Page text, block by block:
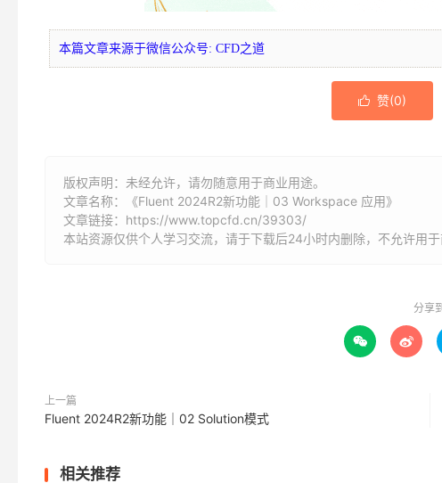
本篇文章来源于微信公众号: CFD之道
 赞(0)
版权声明：未经允许，请勿随意用于商业用途。
文章名称：《Fluent 2024R2新功能｜03 Workspace 应用》
文章链接： https://www.topcfd.cn/39303/
本站资源仅供个人学习交流，请于下载后24小时内删除，不允许用
分享到
 
上一篇
Fluent 2024R2新功能｜02 Solution模式
相关推荐